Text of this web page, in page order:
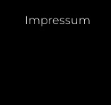
Impressum